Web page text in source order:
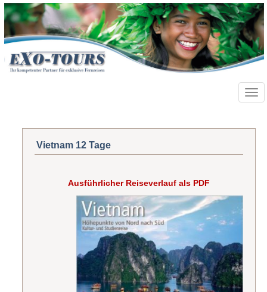
Vietnam 12 Tage
Ausführlicher Reiseverlauf als PDF